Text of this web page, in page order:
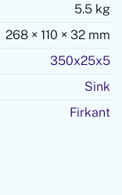
5.5 kg
268 × 110 × 32 mm
350x25x5
Sink
Firkant